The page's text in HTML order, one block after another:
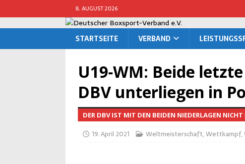
8. AUGUST 2026
START­SEI­TE VER­BAND
U19-WM: Bei­de
DBV unter­lie­gen in
DER DBV IST MIT DEN BEIDEN NIEDERLAGEN
19. April 2021 Weltmeisterschaft,Wettkampf,